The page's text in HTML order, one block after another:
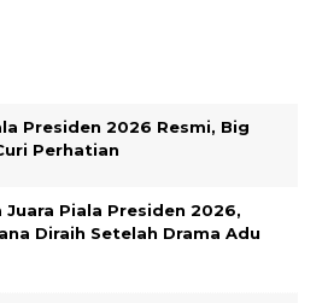
Presiden 2026 Resmi, Big
Perhatian
Juara Piala Presiden 2026,
Diraih Setelah Drama Adu